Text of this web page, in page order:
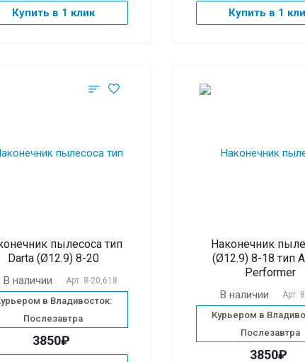
Купить в 1 клик Купить в 1
пылесоса тип
Darta (Ø12.9) 8-20
В наличии Арт. 8-20,618
в Владивосток:
Послезавтра
3850₽
Наконечник
(Ø12.9) 8-18 тип
Performer
В наличии Арт.
Курьером в
Послезавтра
3850₽